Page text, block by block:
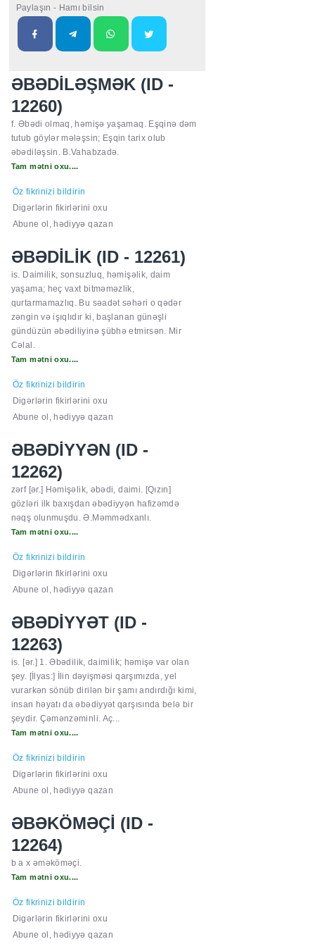
Paylaşın - Hamı bilsin
ƏBƏDİLƏŞMƏK (ID -
12260)
f. Əbədi olmaq, həmişə yaşamaq. Eşqinə dəm
tutub göylər mələşsin; Eşqin tarix olub
əbədiləşsin. B.Vahabzadə.
Tam mətni oxu....
Öz fikrinizi bildirin
Digərlərin fikirlərini oxu
Abune ol, hədiyyə qazan
ƏBƏDİLİK (ID - 12261)
is. Daimilik, sonsuzluq, həmişəlik, daim
yaşama; heç vaxt bitməməzlik,
qurtarmamazlıq. Bu səadət səhəri o qədər
zəngin və işıqlıdır ki, başlanan günəşli
gündüzün əbədiliyinə şübhə etmirsən. Mir
Cəlal.
Tam mətni oxu....
Öz fikrinizi bildirin
Digərlərin fikirlərini oxu
Abune ol, hədiyyə qazan
ƏBƏDİYYƏN (ID -
12262)
zərf [ər.] Həmişəlik, əbədi, daimi. [Qızın]
gözləri ilk baxışdan əbədiyyən hafizəmdə
nəqş olunmuşdu. Ə.Məmmədxanlı.
Tam mətni oxu....
Öz fikrinizi bildirin
Digərlərin fikirlərini oxu
Abune ol, hədiyyə qazan
ƏBƏDİYYƏT (ID -
12263)
is. [ər.] 1. Əbədilik, daimilik; həmişə var olan
şey. [İlyas:] İlin dəyişməsi qarşımızda, yel
vurarkən sönüb dirilən bir şamı andırdığı kimi,
insan həyatı da əbədiyyət qarşısında belə bir
şeydir. Çəmənzəminli. Aç...
Tam mətni oxu....
Öz fikrinizi bildirin
Digərlərin fikirlərini oxu
Abune ol, hədiyyə qazan
ƏBƏKÖMƏÇİ (ID -
12264)
b a x əməköməçi.
Tam mətni oxu....
Öz fikrinizi bildirin
Digərlərin fikirlərini oxu
Abune ol, hədiyyə qazan